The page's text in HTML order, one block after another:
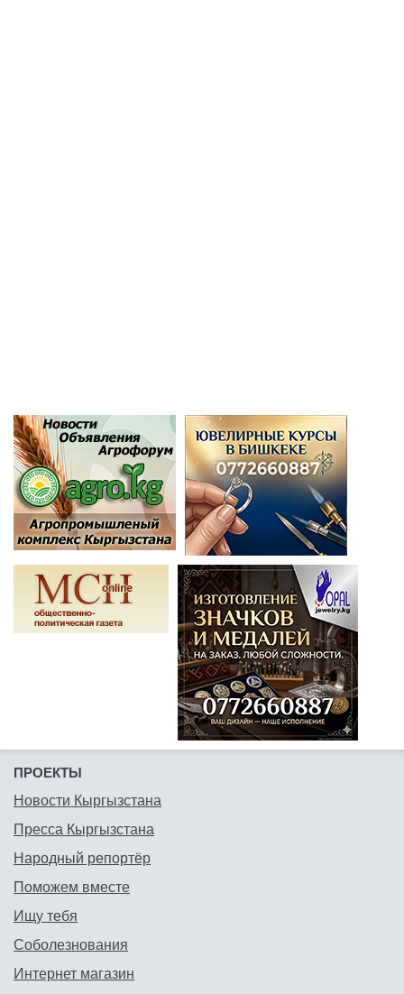
ПРОЕКТЫ
Новости Кыргызстана
Пресса Кыргызстана
Народный репортёр
Поможем вместе
Ищу тебя
Соболезнования
Интернет магазин